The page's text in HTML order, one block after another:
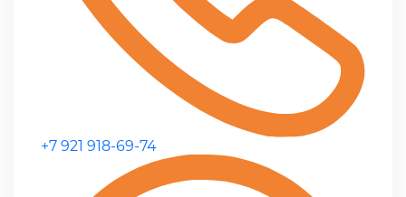
+7 921 918-69-74